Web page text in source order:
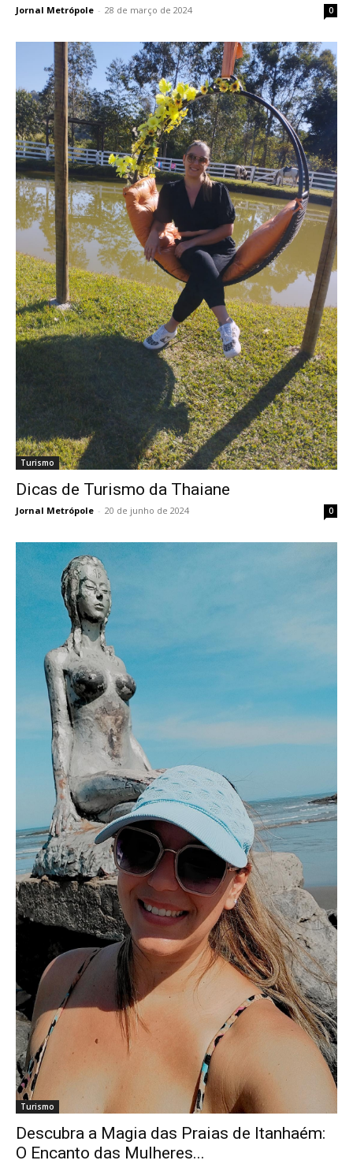
Jornal Metrópole - 28 de março de 2024 0
Turismo
Dicas de Turismo da Thaiane
Jornal Metrópole - 20 de junho de 2024 0
Turismo
Descubra a Magia das Praias de Itanhaém:
O Encanto das Mulheres...